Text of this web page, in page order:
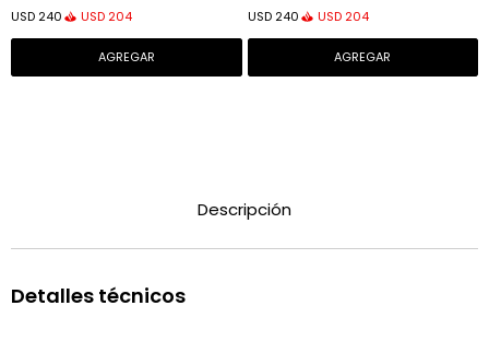
USD 240 USD 204 USD 240 USD 204
Descripción
Detalles técnicos